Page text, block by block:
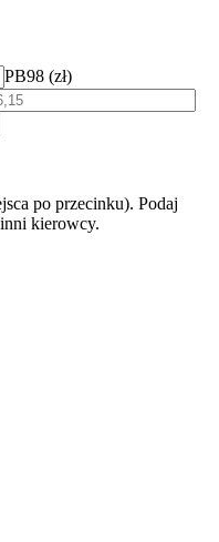
PB98 (zł)
po przecinku). Podaj
kierowcy.